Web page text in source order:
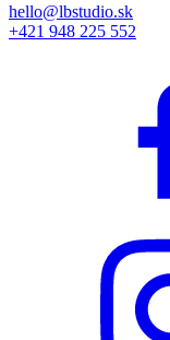
hello@lbstudio.sk
+421 948 225 552